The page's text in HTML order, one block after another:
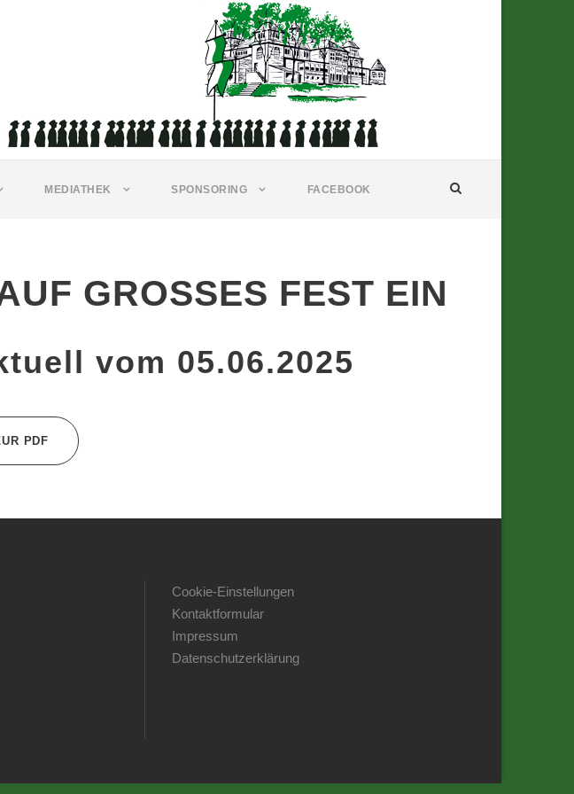
MEDIATHEK SPONSORING FACEBOOK
GROSSES FEST EIN
vom 05.06.2025
PDF
Cookie-Einstellungen
Kontaktformular
Impressum
Datenschutzerklärung